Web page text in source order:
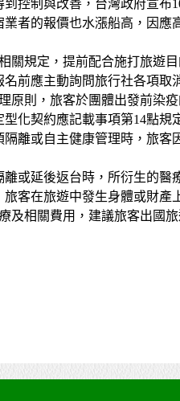
控制與改善，台灣政府宣
者的報價也水漲船高，因
關規定，提前配合施打旅遊
前應主動詢問旅行社各項
原則，旅客於團體出發前染
化契約應記載事項第14點
離或自主健康管理時，旅
或延後返台時，所衍生的
旅客在旅遊中發生身體或財
及相關費用，建議旅客出國